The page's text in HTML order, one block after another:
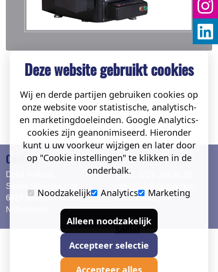
Direct contact
Contact
Deko Holland
Simon Stevinweg 19
6827 BS Arnhem The
Netherlands
T. +31 (0)26 384 90 80
info@dekoholland.com
dekoholland.com
English
Social
LinkedIn
Facebook
Instagram
2026 © DEKO Holland | |
Wij en derde partijen gebruiken cookies op
onze website voor statistische, analytisch-
en marketingdoeleinden. Google Analytics-
cookies zijn geanonimiseerd. Hieronder
kunt u uw voorkeur wijzigen en later door
op "Cookie instellingen" te klikken in de
onderbalk.
Noodzakelijk
Analytics Marketing
Alleen noodzakelijk
Accepteer selectie
Accepteer alles